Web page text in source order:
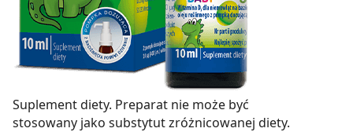
Suplement diety. Preparat nie może być
stosowany jako substytut zróżnicowanej diety.